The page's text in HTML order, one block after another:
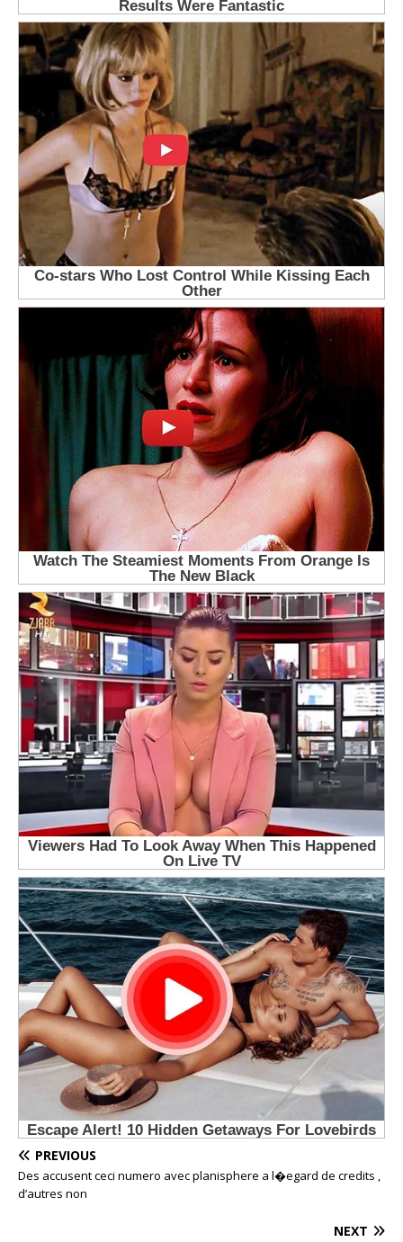
PREVIOUS
Des accusent ceci numero avec planisphere a l�egard de credits ,
d’autres non
NEXT